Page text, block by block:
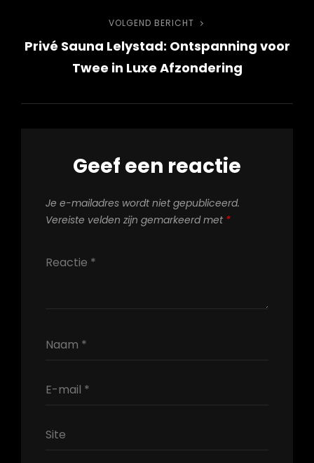
Volgend
bericht
VOLGEND BERICHT
Privé Sauna Lelystad: Ontspanning voor
Twee in Luxe Afzondering
Geef een reactie
Je e-mailadres wordt niet gepubliceerd.
Vereiste velden zijn gemarkeerd met *